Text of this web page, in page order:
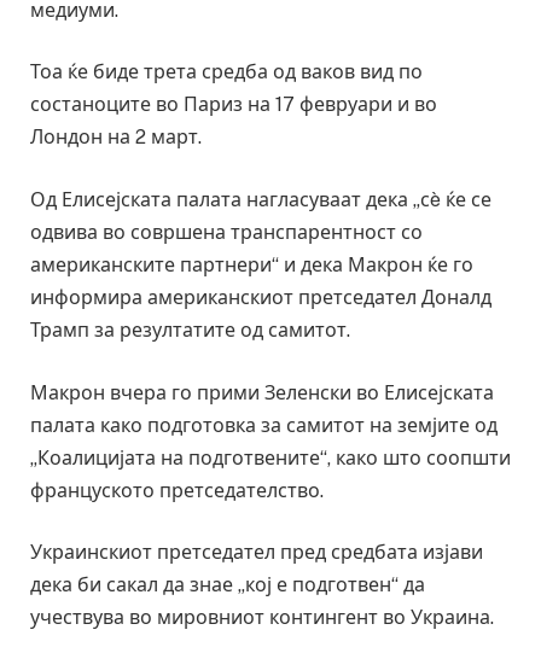
медиуми.
Тоа ќе биде трета средба од ваков вид по
состаноците во Париз на 17 февруари и во
Лондон на 2 март.
Од Елисејската палата нагласуваат дека „сè ќе се
одвива во совршена транспарентност со
американските партнери“ и дека Макрон ќе го
информира американскиот претседател Доналд
Трамп за резултатите од самитот.
Макрон вчера го прими Зеленски во Елисејската
палата како подготовка за самитот на земјите од
„Коалицијата на подготвените“, како што соопшти
француското претседателство.
Украинскиот претседател пред средбата изјави
дека би сакал да знае „кој е подготвен“ да
учествува во мировниот контингент во Украина.